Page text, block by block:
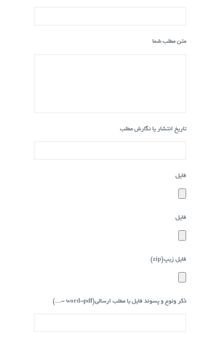
متن مطلب شما
تاریخ انتشار یا نگارش مطلب
فایل
فایل
فایل زیپ(zip)
ذکر ونوع و پسوند فایل یا مطلب ارسالی(word-pdf -...)